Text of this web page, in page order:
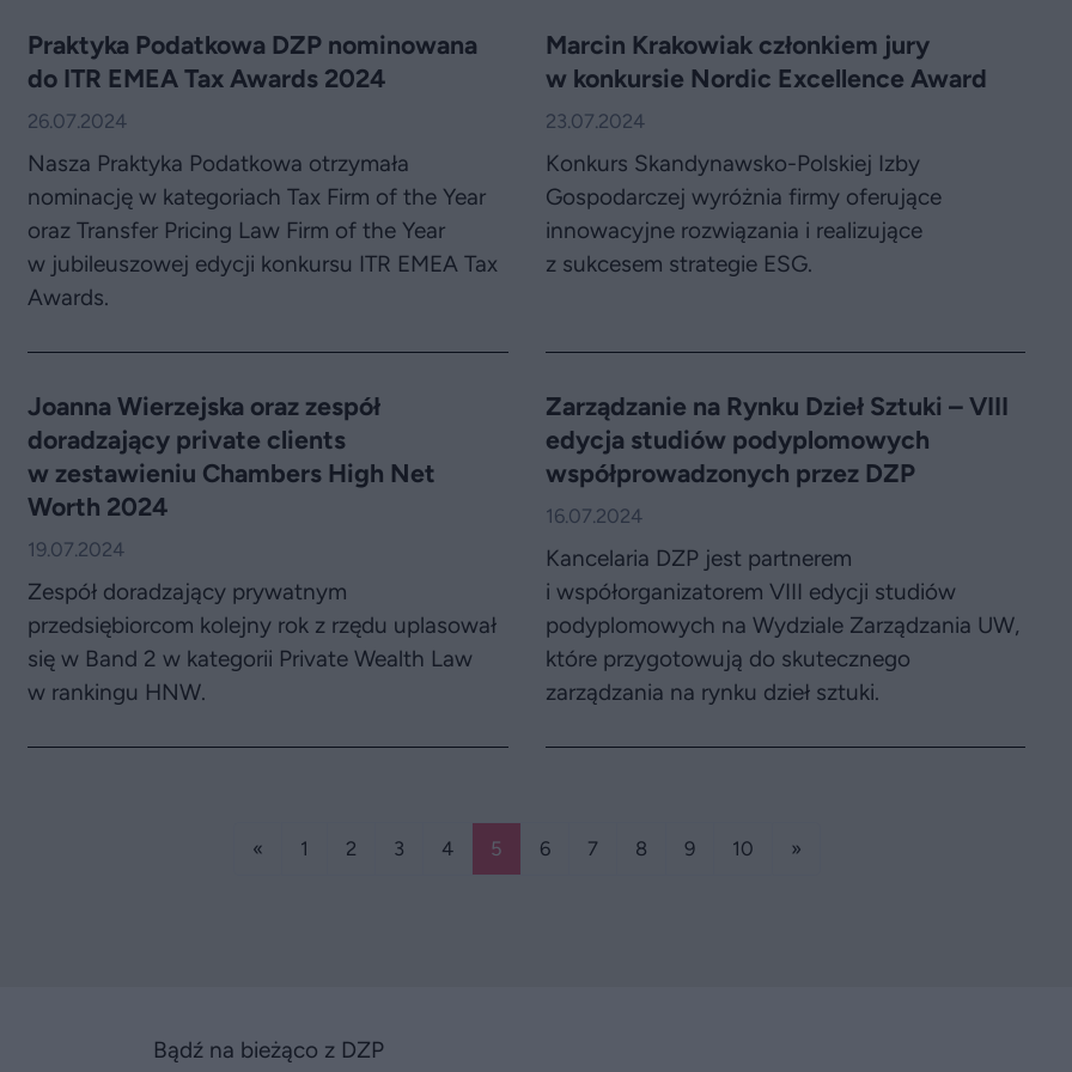
Praktyka Podatkowa DZP nominowana
do ITR EMEA Tax Awards 2024
26.07.2024
Nasza Praktyka Podatkowa otrzymała
nominację w kategoriach Tax Firm of the Year
oraz Transfer Pricing Law Firm of the Year
w jubileuszowej edycji konkursu ITR EMEA Tax
Awards.
Marcin Krakowiak członkiem jury
w konkursie Nordic Excellence Award
23.07.2024
Konkurs Skandynawsko-Polskiej Izby
Gospodarczej wyróżnia firmy oferujące
innowacyjne rozwiązania i realizujące
z sukcesem strategie ESG.
Joanna Wierzejska oraz zespół
doradzający private clients
w zestawieniu Chambers High Net
Worth 2024
19.07.2024
Zespół doradzający prywatnym
przedsiębiorcom kolejny rok z rzędu uplasował
się w Band 2 w kategorii Private Wealth Law
w rankingu HNW.
Zarządzanie na Rynku Dzieł Sztuki – VIII
edycja studiów podyplomowych
współprowadzonych przez DZP
16.07.2024
Kancelaria DZP jest partnerem
i współorganizatorem VIII edycji studiów
podyplomowych na Wydziale Zarządzania UW,
które przygotowują do skutecznego
zarządzania na rynku dzieł sztuki.
« 1 2 3 4 5 6 7 8 9 10 »
Bądź na bieżąco z DZP